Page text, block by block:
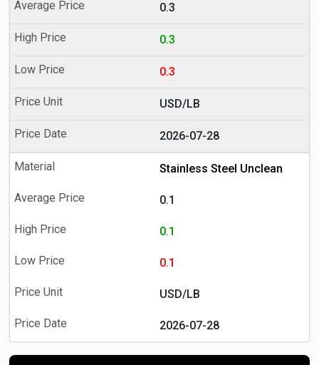
0.3
0.3
0.3
USD/LB
2026-07-28
Stainless Steel Unclean
0.1
0.1
0.1
USD/LB
2026-07-28